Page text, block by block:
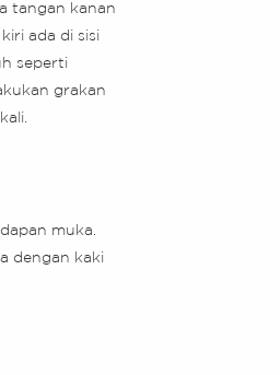
tangan kanan
ada di sisi
seperti
grakan
muka.
dengan kaki